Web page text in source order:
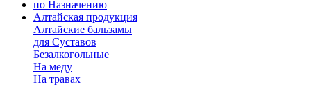
по Назначению
Алтайская продукция
Алтайские бальзамы
для Суставов
Безалкогольные
На меду
На травах